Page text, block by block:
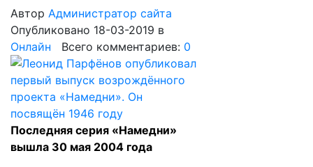
Автор Администратор сайта
Опубликовано 18-03-2019 в
Онлайн Всего комментариев: 0
Последняя серия «Намедни»
вышла 30 мая 2004 года